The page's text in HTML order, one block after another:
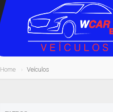
Home Veículos